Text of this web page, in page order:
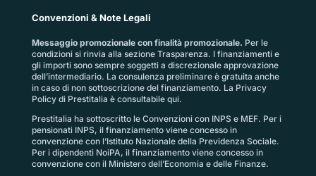
Convenzioni & Note Legali
Messaggio promozionale con finalità promozionale. Per le
condizioni si rinvia alla sezione Trasparenza. I finanziamenti e
gli importi sono sempre soggetti a discrezionale approvazione
dell’intermediario. La consulenza preliminare è gratuita anche
in caso di non sottoscrizione del finanziamento. La Privacy
Policy di Prestitalia è consultabile qui.
Prestitalia ha sottoscritto le Convenzioni con INPS e MEF. Per i
pensionati INPS, il finanziamento viene concesso in
convenzione con l’Istituto Nazionale della Previdenza Sociale.
Per i dipendenti NoiPA, il finanziamento viene concesso in
convenzione con il Ministero dell’Economia e delle Finanze.